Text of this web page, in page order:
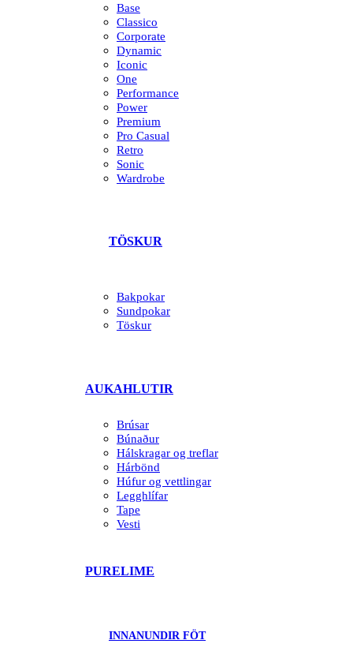
Base
Classico
Corporate
Dynamic
Iconic
One
Performance
Power
Premium
Pro Casual
Retro
Sonic
Wardrobe
TÖSKUR
Bakpokar
Sundpokar
Töskur
AUKAHLUTIR
Brúsar
Búnaður
Hálskragar og treflar
Hárbönd
Húfur og vettlingar
Legghlífar
Tape
Vesti
PURELIME
INNANUNDIR FÖT